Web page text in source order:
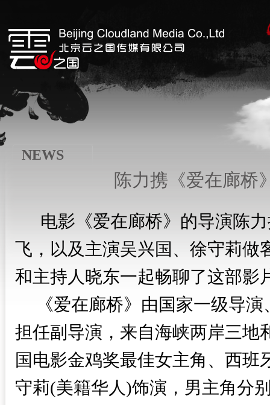
NEWS
陈力携《爱在廊桥
电影《爱在廊桥》的导演陈
飞，以及主演吴兴国、徐守莉做
和主持人晓东一起畅聊了这部影
《爱在廊桥》由国家一级导演
担任副导演，来自海峡两岸三地
国电影金鸡奖最佳女主角、西班
守莉(美籍华人)饰演，男主角分